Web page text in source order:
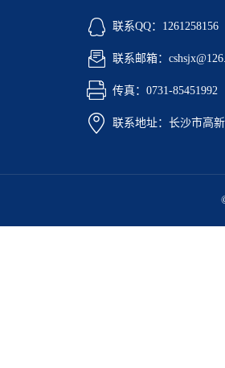
联系QQ：1261258156
联系邮箱：
传真：0731-85451992
联系地址：长沙市高